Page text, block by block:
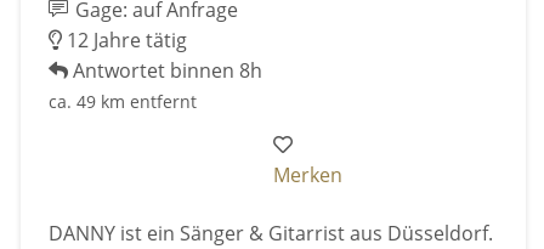
Gage: auf Anfrage
12 Jahre tätig
Antwortet binnen 8h
ca. 49 km entfernt
Merken
DANNY ist ein Sänger & Gitarrist aus Düsseldorf.